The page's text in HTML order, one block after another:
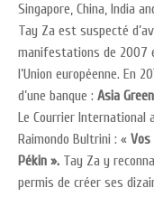
Singapore, China, India
Tay Za est suspecté
manifestations de 2007
l’Union européenne. En
d’une banque : Asia
Le Courrier International
Raimondo Bultrini : «
Pékin ». Tay Za y
permis de créer ses